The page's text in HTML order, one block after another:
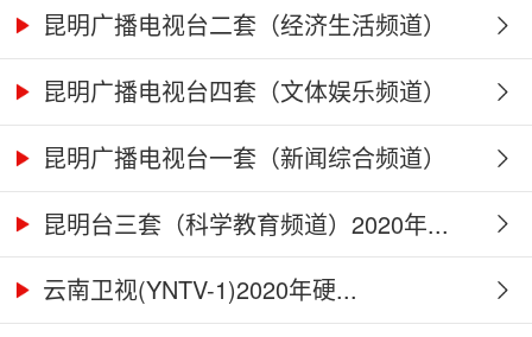
昆明广播电视台二套（经济生活频道）
2... 昆明广播电视台四套（文体娱乐频道）
2... 昆明广播电视台一套（新闻综合频道）
2... 昆明台三套（科学教育频道）2020年...
云南卫视(YNTV-1)2020年硬...